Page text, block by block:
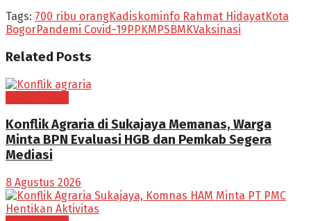
Tags: 700 ribu orangKadiskominfo Rahmat HidayatKota
BogorPandemi Covid-19 PPKM PSBMKVaksinasi
Related Posts
Konflik Agraria di Sukajaya Memanas, Warga
Minta BPN Evaluasi HGB dan Pemkab Segera
Mediasi
8 Agustus 2026